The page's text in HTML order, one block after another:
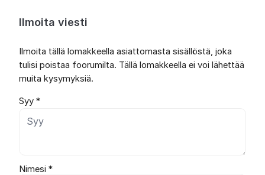
Ilmoita viesti
Ilmoita tällä lomakkeella asiattomasta sisällöstä, joka
tulisi poistaa foorumilta. Tällä lomakkeella ei voi lähettää
muita kysymyksiä.
Syy *
Nimesi *